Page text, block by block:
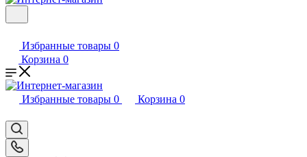
Избранные товары 0
Корзина 0
Избранные товары 0 Корзина 0